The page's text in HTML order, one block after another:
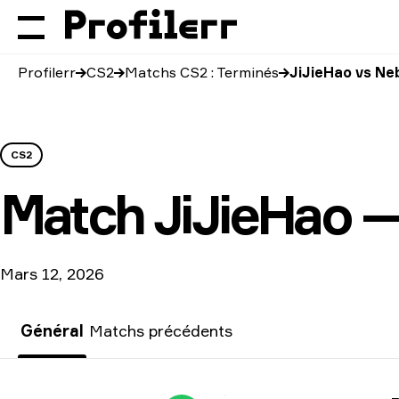
Profilerr CS2 Matchs CS2 : Terminés JiJieHao vs
CS2
MatchJiJieHao
Mars 12, 2026
Général Matchs précédents